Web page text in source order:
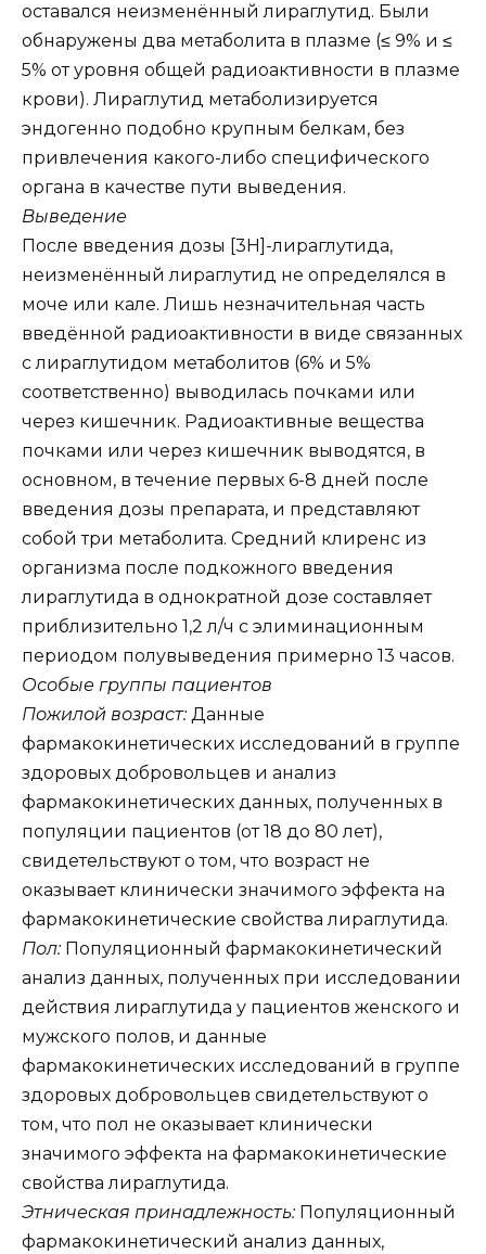
оставался неизменённый лираглутид. Были
обнаружены два метаболита в плазме (≤ 9% и ≤
5% от уровня общей радиоактивности в плазме
крови). Лираглутид метаболизируется
эндогенно подобно крупным белкам, без
привлечения какого-либо специфического
органа в качестве пути выведения.
Выведение
После введения дозы [3Н]-лираглутида,
неизменённый лираглутид не определялся в
моче или кале. Лишь незначительная часть
введённой радиоактивности в виде связанных
с лираглутидом метаболитов (6% и 5%
соответственно) выводилась почками или
через кишечник. Радиоактивные вещества
почками или через кишечник выводятся, в
основном, в течение первых 6-8 дней после
введения дозы препарата, и представляют
собой три метаболита. Средний клиренс из
организма после подкожного введения
лираглутида в однократной дозе составляет
приблизительно 1,2 л/ч с элиминационным
периодом полувыведения примерно 13 часов.
Особые группы пациентов
Пожилой возраст:Данные
фармакокинетических исследований в группе
здоровых добровольцев и анализ
фармакокинетических данных, полученных в
популяции пациентов (от 18 до 80 лет),
свидетельствуют о том, что возраст не
оказывает клинически значимого эффекта на
фармакокинетические свойства лираглутида.
Пол:Популяционный фармакокинетический
анализ данных, полученных при исследовании
действия лираглутида у пациентов женского и
мужского полов, и данные
фармакокинетических исследований в группе
здоровых добровольцев свидетельствуют о
том, что пол не оказывает клинически
значимого эффекта на фармакокинетические
свойства лираглутида.
Этническая принадлежность:Популяционный
фармакокинетический анализ данных,